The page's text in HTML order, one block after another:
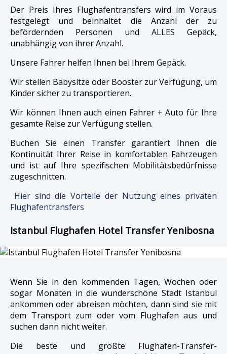
Der Preis Ihres Flughafentransfers wird im Voraus
festgelegt und beinhaltet die Anzahl der zu
befördernden Personen und ALLES Gepäck,
unabhängig von ihrer Anzahl.
Unsere Fahrer helfen Ihnen bei Ihrem Gepäck.
Wir stellen Babysitze oder Booster zur Verfügung, um
Kinder sicher zu transportieren.
Wir können Ihnen auch einen Fahrer + Auto für Ihre
gesamte Reise zur Verfügung stellen.
Buchen Sie einen Transfer garantiert Ihnen die
Kontinuität Ihrer Reise in komfortablen Fahrzeugen
und ist auf Ihre spezifischen Mobilitätsbedürfnisse
zugeschnitten.
Hier sind die Vorteile der Nutzung eines privaten
Flughafentransfers
Istanbul Flughafen Hotel Transfer Yenibosna
Wenn Sie in den kommenden Tagen, Wochen oder
sogar Monaten in die wunderschöne Stadt Istanbul
ankommen oder abreisen möchten, dann sind sie mit
dem Transport zum oder vom Flughafen aus und
suchen dann nicht weiter.
Die beste und größte Flughafen-Transfer-